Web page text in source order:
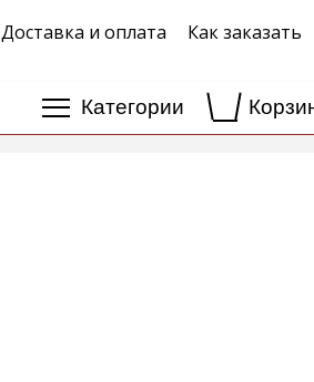
Доставка и оплата Как заказать
Категории